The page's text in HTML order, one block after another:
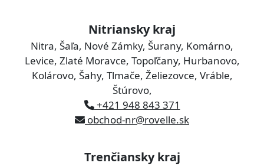
Nitriansky kraj
Nitra, Šaľa, Nové Zámky, Šurany, Komárno,
Levice, Zlaté Moravce, Topoľčany, Hurbanovo,
Kolárovo, Šahy, Tlmače, Želiezovce, Vráble,
Štúrovo,
+421 948 843 371
obchod-nr@rovelle.sk
Trenčiansky kraj